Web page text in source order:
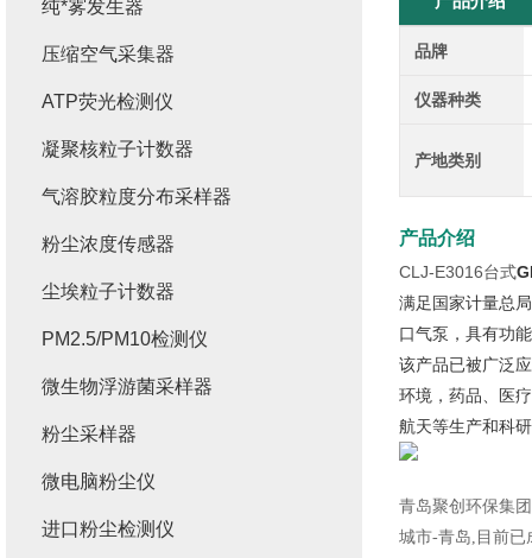
品牌
仪器种类
产地类别
产品介绍
CLJ-E3016台式
满足国家计量总
口气泵，具有功
该产品已被广泛
环境，药品、医
航天等生产和科
青岛聚创环保集
城市-青岛,目前已
纯*雾发生器
压缩空气采集器
ATP荧光检测仪
凝聚核粒子计数器
气溶胶粒度分布采样器
粉尘浓度传感器
尘埃粒子计数器
PM2.5/PM10检测仪
微生物浮游菌采样器
粉尘采样器
微电脑粉尘仪
进口粉尘检测仪